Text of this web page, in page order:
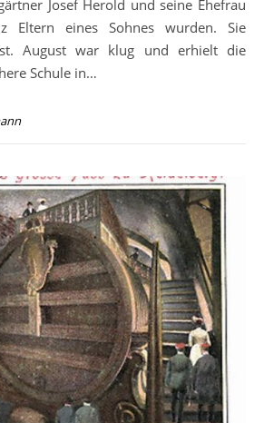
Josef Herold und seine Ehefrau
Eltern eines Sohnes wurden. Sie
August war klug und erhielt die
Schule in…